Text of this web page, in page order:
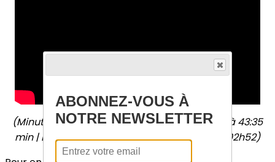
(Minutage par cas d’usages : Bâtiment neuf à 43:35
min | Bâtiment existant à 01h53 |Territoire à 02h52)
ABONNEZ-VOUS À
NOTRE NEWSLETTER